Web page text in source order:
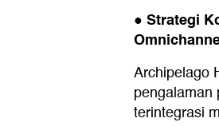
● Strategi
Archipelago
pengalaman
terintegrasi